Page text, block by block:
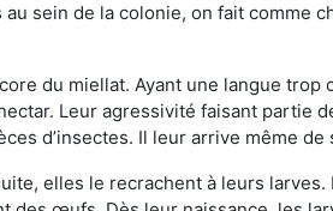
sein de la colonie, on fait comme
du miellat. Ayant une langue
Leur agressivité faisant partie
d’insectes. Il leur arrive même
elles le recrachent à leurs